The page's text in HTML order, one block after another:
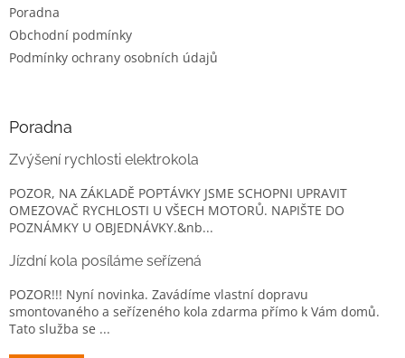
Poradna
Obchodní podmínky
Podmínky ochrany osobních údajů
Poradna
Zvýšení rychlosti elektrokola
POZOR, NA ZÁKLADĚ POPTÁVKY JSME SCHOPNI UPRAVIT
OMEZOVAČ RYCHLOSTI U VŠECH MOTORŮ. NAPIŠTE DO
POZNÁMKY U OBJEDNÁVKY.&nb...
Jízdní kola posíláme seřízená
POZOR!!! Nyní novinka. Zavádíme vlastní dopravu
smontovaného a seřízeného kola zdarma přímo k Vám domů.
Tato služba se ...